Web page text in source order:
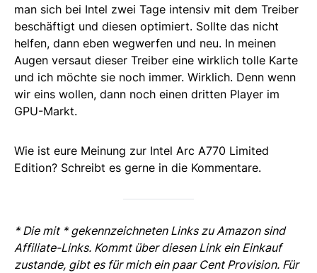
man sich bei Intel zwei Tage intensiv mit dem Treiber
beschäftigt und diesen optimiert. Sollte das nicht
helfen, dann eben wegwerfen und neu. In meinen
Augen versaut dieser Treiber eine wirklich tolle Karte
und ich möchte sie noch immer. Wirklich. Denn wenn
wir eins wollen, dann noch einen dritten Player im
GPU-Markt.
Wie ist eure Meinung zur Intel Arc A770 Limited
Edition? Schreibt es gerne in die Kommentare.
* Die mit * gekennzeichneten Links zu Amazon sind
Affiliate-Links. Kommt über diesen Link ein Einkauf
zustande, gibt es für mich ein paar Cent Provision. Für